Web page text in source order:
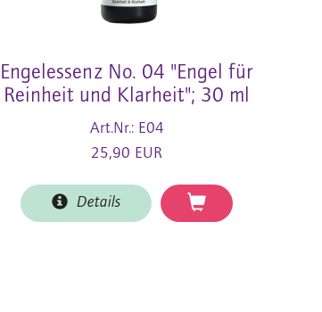
Engelessenz No. 04 "Engel für
Reinheit und Klarheit"; 30 ml
Art.Nr.: E04
25,90 EUR
Details